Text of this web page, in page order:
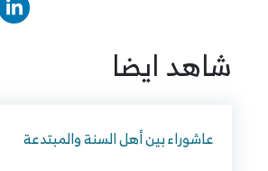
شاهد ايضا
عاشوراء بين أهل السنة والمبتدعة